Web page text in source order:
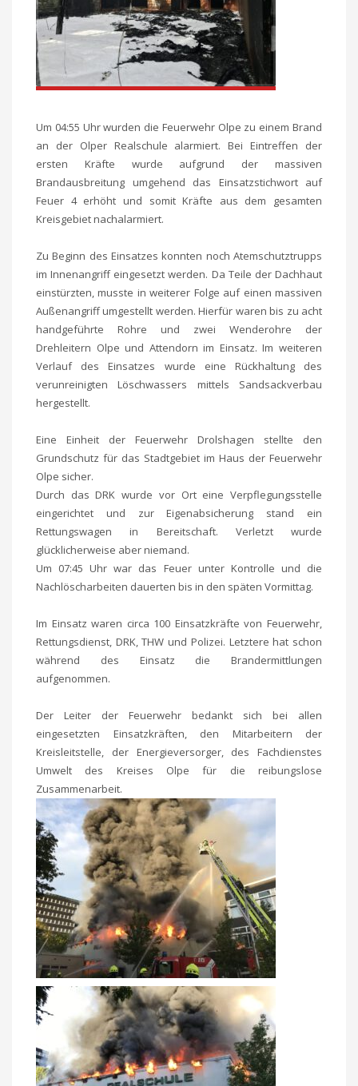
Um 04:55 Uhr wurden die Feuerwehr Olpe zu einem Brand
an der Olper Realschule alarmiert. Bei Eintreffen der
ersten Kräfte wurde aufgrund der massiven
Brandausbreitung umgehend das Einsatzstichwort auf
Feuer 4 erhöht und somit Kräfte aus dem gesamten
Kreisgebiet nachalarmiert.
Zu Beginn des Einsatzes konnten noch Atemschutztrupps
im Innenangriff eingesetzt werden. Da Teile der Dachhaut
einstürzten, musste in weiterer Folge auf einen massiven
Außenangriff umgestellt werden. Hierfür waren bis zu acht
handgeführte Rohre und zwei Wenderohre der
Drehleitern Olpe und Attendorn im Einsatz. Im weiteren
Verlauf des Einsatzes wurde eine Rückhaltung des
verunreinigten Löschwassers mittels Sandsackverbau
hergestellt.
Eine Einheit der Feuerwehr Drolshagen stellte den
Grundschutz für das Stadtgebiet im Haus der Feuerwehr
Olpe sicher.
Durch das DRK wurde vor Ort eine Verpflegungsstelle
eingerichtet und zur Eigenabsicherung stand ein
Rettungswagen in Bereitschaft. Verletzt wurde
glücklicherweise aber niemand.
Um 07:45 Uhr war das Feuer unter Kontrolle und die
Nachlöscharbeiten dauerten bis in den späten Vormittag.
Im Einsatz waren circa 100 Einsatzkräfte von Feuerwehr,
Rettungsdienst, DRK, THW und Polizei. Letztere hat schon
während des Einsatz die Brandermittlungen
aufgenommen.
Der Leiter der Feuerwehr bedankt sich bei allen
eingesetzten Einsatzkräften, den Mitarbeitern der
Kreisleitstelle, der Energieversorger, des Fachdienstes
Umwelt des Kreises Olpe für die reibungslose
Zusammenarbeit.